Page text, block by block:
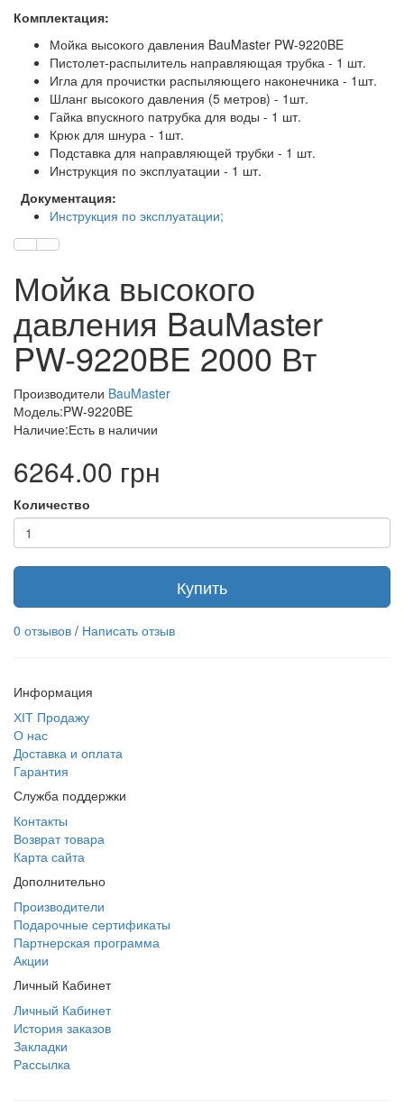
Комплектация:
Мойка высокого давления BauMaster PW-9220BE
Пистолет-распылитель направляющая трубка - 1 шт.
Игла для прочистки распыляющего наконечника - 1шт.
Шланг высокого давления (5 метров) - 1шт.
Гайка впускного патрубка для воды - 1 шт.
Крюк для шнура - 1шт.
Подставка для направляющей трубки - 1 шт.
Инструкция по эксплуатации - 1 шт.
Документация:
Инструкция по эксплуатации;
Мойка высокого
давления BauMaster
PW-9220BE 2000 Вт
Производители BauMaster
Модель:PW-9220BE
Наличие:Есть в наличии
6264.00 грн
Количество
Купить
0 отзывов / Написать отзыв
Информация
ХІТ Продажу
О нас
Доставка и оплата
Гарантия
Служба поддержки
Контакты
Возврат товара
Карта сайта
Дополнительно
Производители
Подарочные сертификаты
Партнерская программа
Акции
Личный Кабинет
Личный Кабинет
История заказов
Закладки
Рассылка